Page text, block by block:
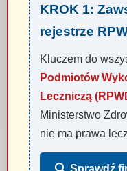
KROK 1:
rejestrze
Kluczem do
Podmiotów
Leczniczą
Ministerstwo
nie ma prawa
Sprawdź